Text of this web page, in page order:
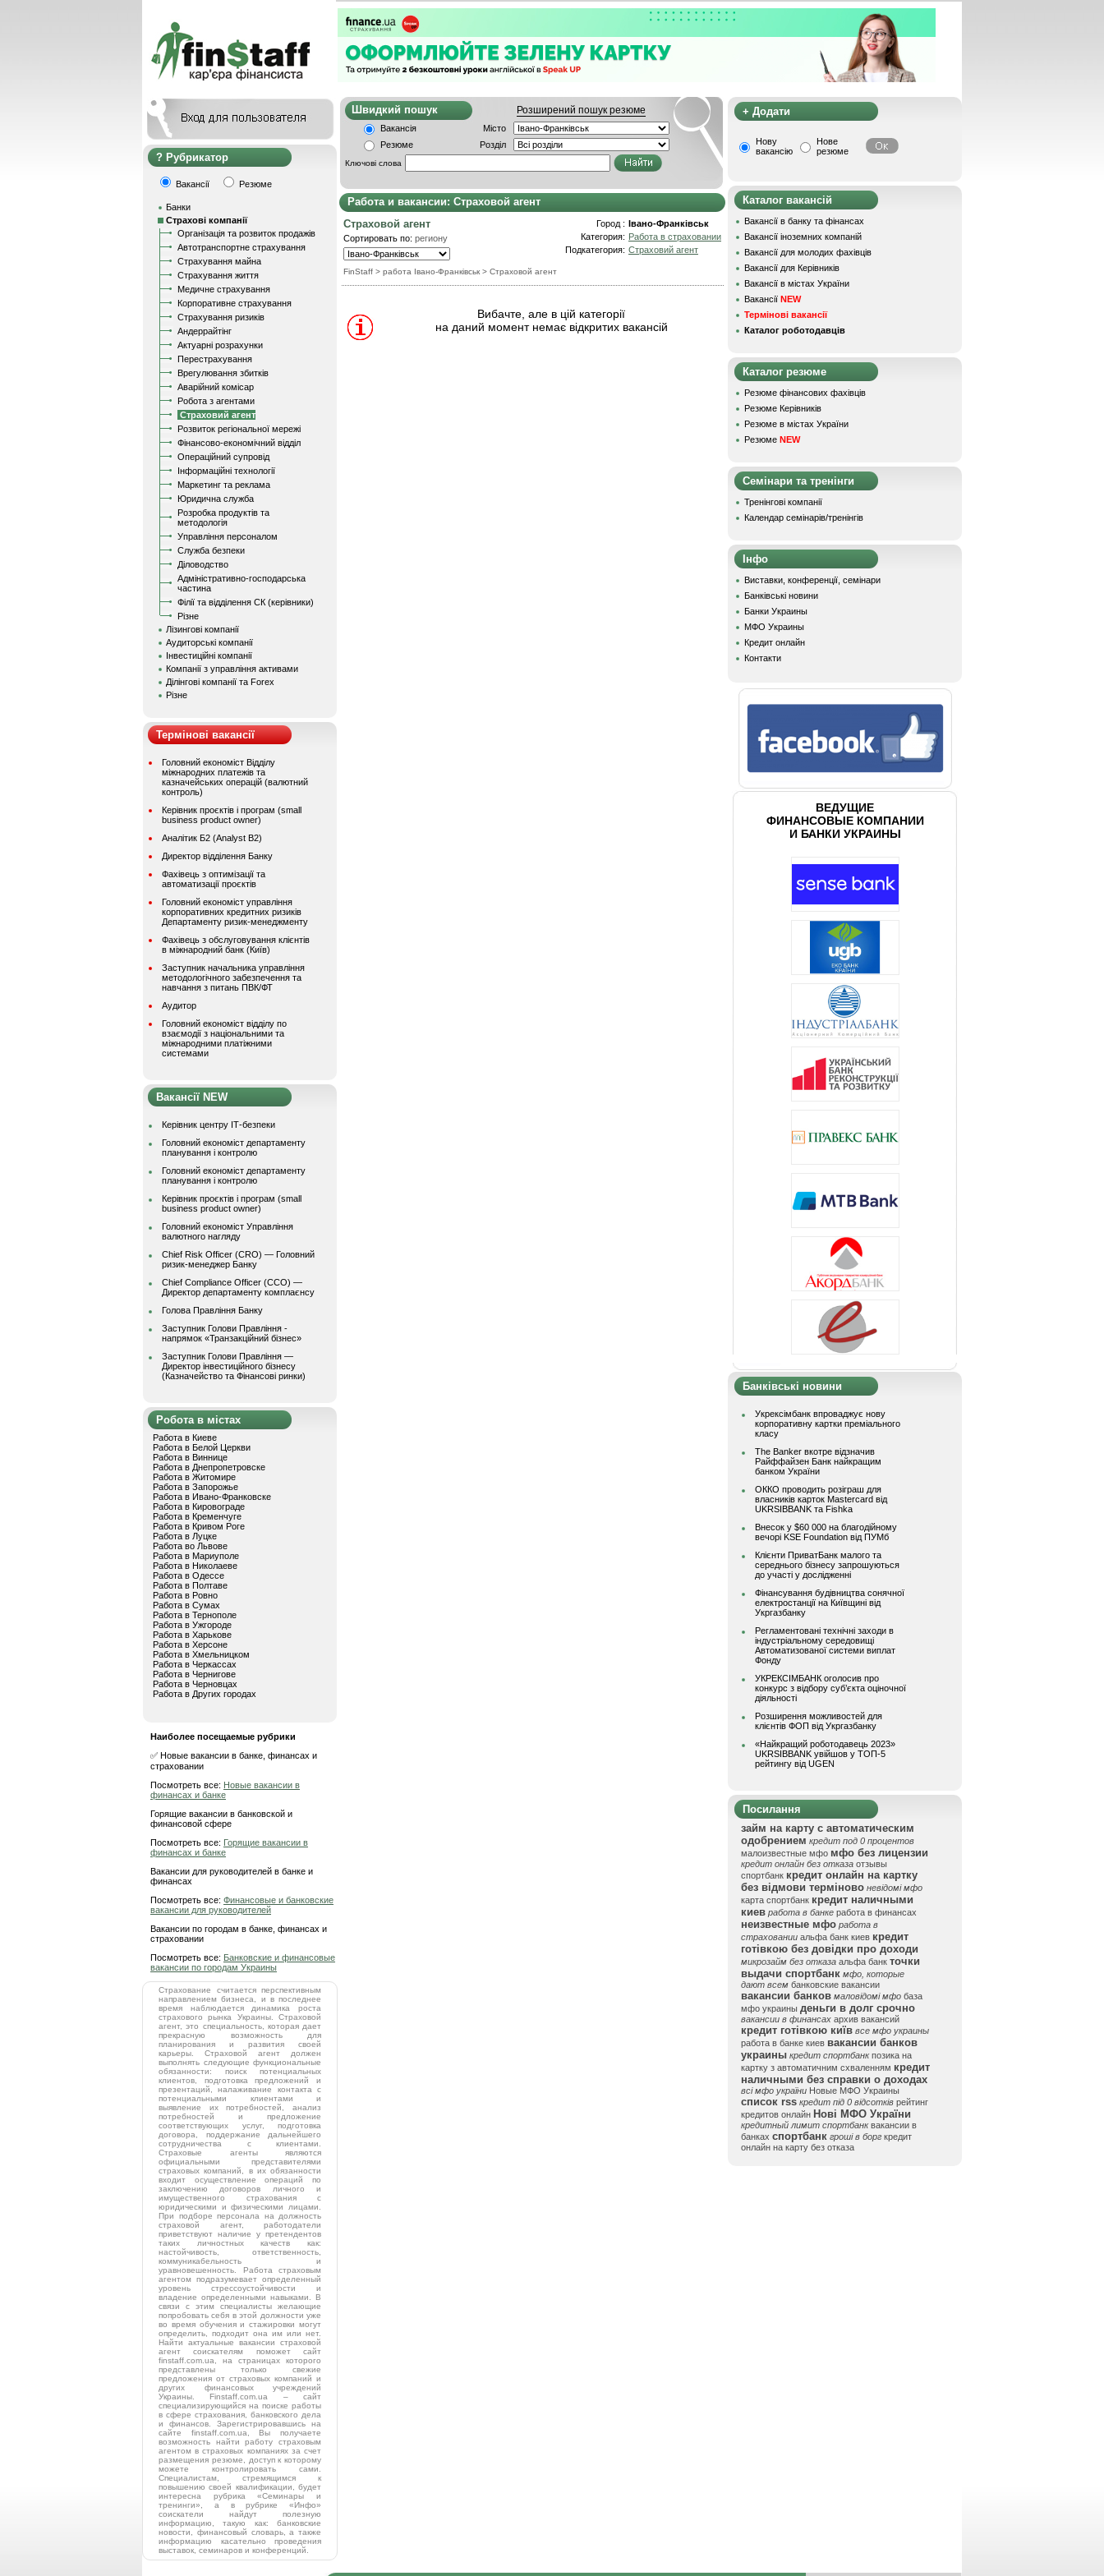
Рубрикатор
Вакансії Резюме
Банки
Страхові компанії
Організація та розвиток продажів
Автотранспортне страхування
Страхування майна
Страхування життя
Медичне страхування
Корпоративне страхування
Страхування ризиків
Андеррайтінг
Актуарні розрахунки
Перестрахування
Врегулювання збитків
Аварійний комісар
Робота з агентами
Страховий агент
Розвиток регіональної мережі
Фінансово-економічний відділ
Операційний супровід
Інформаційні технології
Маркетинг та реклама
Юридична служба
Розробка продуктів та
методологія
Управління персоналом
Служба безпеки
Діловодство
Адміністративно-господарська
частина
Філії та відділення СК (керівники)
Різне
Лізингові компанії
Аудиторські компанії
Інвестиційні компанії
Компанії з управління активами
Ділінгові компанії та Forex
Різне
Термінові вакансії
Головний економіст Відділу
міжнародних платежів та
казначейських операцій (валютний
контроль)
Керівник проєктів і програм (small
business product owner)
Аналітик Б2 (Analyst B2)
Директор відділення Банку
Фахівець з оптимізації та
автоматизації проєктів
Головний економіст управління
корпоративних кредитних ризиків
Департаменту ризик-менеджменту
Фахівець з обслуговування клієнтів
в міжнародний банк (Київ)
Заступник начальника управління
методологічного забезпечення та
навчання з питань ПВК/ФТ
Аудитор
Головний економіст відділу по
взаємодії з національними та
міжнародними платіжними
системами
Вакансії NEW
Керівник центру ІТ-безпеки
Головний економіст департаменту
планування і контролю
Головний економіст департаменту
планування і контролю
Керівник проєктів і програм (small
business product owner)
Головний економіст Управління
валютного нагляду
Chief Risk Officer (CRO) — Головний
ризик-менеджер Банку
Chief Compliance Officer (CCO) —
Директор департаменту комплаєнсу
Голова Правління Банку
Заступник Голови Правління -
напрямок «Транзакційний бізнес»
Заступник Голови Правління —
Директор інвестиційного бізнесу
(Казначейство та Фінансові ринки)
Робота в містах
Работа в Киеве
Работа в Белой Церкви
Работа в Виннице
Работа в Днепропетровске
Работа в Житомире
Работа в Запорожье
Работа в Ивано-Франковске
Работа в Кировограде
Работа в Кременчуге
Работа в Кривом Роге
Работа в Луцке
Работа во Львове
Работа в Мариуполе
Работа в Николаеве
Работа в Одессе
Работа в Полтаве
Работа в Ровно
Работа в Сумах
Работа в Тернополе
Работа в Ужгороде
Работа в Харькове
Работа в Херсоне
Работа в Хмельницком
Работа в Черкассах
Работа в Чернигове
Работа в Черновцах
Работа в Других городах
Наиболее посещаемые рубрики
✅ Новые вакансии в банке, финансах и
страховании
Посмотреть все: Новые вакансии в
финансах и банке
Горящие вакансии в банковской и
финансовой сфере
Посмотреть все: Горящие вакансии в
финансах и банке
Вакансии для руководителей в банке и
финансах
Посмотреть все: Финансовые и банковские
вакансии для руководителей
Вакансии по городам в банке, финансах и
страховании
Посмотреть все: Банковские и финансовые
вакансии по городам Украины
Страхование считается перспективным
направлением бизнеса, и в последнее
время наблюдается динамика роста
страхового рынка Украины. Страховой
агент, это специальность, которая дает
прекрасную возможность для
планирования и развития своей
карьеры. Страховой агент должен
выполнять следующие функциональные
обязанности: поиск потенциальных
клиентов, подготовка предложений и
презентаций, налаживание контакта с
потенциальными клиентами и
выявление их потребностей, анализ
потребностей и предложение
соответствующих услуг, подготовка
договора, поддержание дальнейшего
сотрудничества с клиентами.
Страховые агенты являются
официальными представителями
страховых компаний, в их обязанности
входит осуществление операций по
заключению договоров личного и
имущественного страхования с
юридическими и физическими лицами.
При подборе персонала на должность
страховой агент, работодатели
приветствуют наличие у претендентов
таких личностных качеств как:
настойчивость, ответственность,
коммуникабельность и
уравновешенность. Работа страховым
агентом подразумевает определенный
уровень стрессоустойчивости и
владение определенными навыками. В
связи с этим специалисты желающие
попробовать себя в этой должности уже
во время обучения и стажировки могут
определить, подходит она им или нет.
Найти актуальные вакансии страховой
агент соискателям поможет сайт
finstaff.com.ua, на страницах которого
представлены только свежие
предложения от страховых компаний и
других финансовых учреждений
Украины. Finstaff.com.ua – сайт
специализирующийся на поиске работы
в сфере страхования, банковского дела
и финансов. Зарегистрировавшись на
сайте finstaff.com.ua, Вы получаете
возможность найти работу страховым
агентом в страховых компаниях за счет
размещения резюме, доступ к которому
можете контролировать сами.
Специалистам, стремящимся к
повышению своей квалификации, будет
интересна рубрика «Семинары и
тренинги», а в рубрике «Инфо»
соискатели найдут полезную
информацию, такую как: банковские
новости, финансовый словарь, а также
информацию касательно проведения
выставок, семинаров и конференций.
Швидкий пошук Розширений пошук резюме
Вакансія
Місто
Резюме
Розділ
Ключові слова
Работа и вакансии: Страховой агент
Страховой агент
Сортировать по: региону
FinStaff > работа Івано-Франківськ > Страховой агент
Город : Івано-Франківськ
Категория: Работа в страховании
Подкатегория: Страховий агент
Вибачте, але в цій категорії
на даний момент немає відкритих вакансій
+ Додати
Нову
вакансію
Нове
резюме
Каталог вакансій
Вакансії в банку та фінансах
Вакансії іноземних компаній
Вакансії для молодих фахівців
Вакансії для Керівників
Вакансії в містах України
Вакансії NEW
Термінові вакансії
Каталог роботодавців
Каталог резюме
Резюме фінансових фахівців
Резюме Керівників
Резюме в містах України
Резюме NEW
Семінари та тренінги
Тренінгові компанії
Календар семінарів/тренінгів
Інфо
Виставки, конференції, семінари
Банківські новини
Банки Украины
МФО Украины
Кредит онлайн
Контакти
ВЕДУЩИЕ
ФИНАНСОВЫЕ КОМПАНИИ
И БАНКИ УКРАИНЫ
Банківські новини
Укрексімбанк впроваджує нову
корпоративну картки преміального
класу
The Banker вкотре відзначив
Райффайзен Банк найкращим
банком України
ОККО проводить розіграш для
власників карток Mastercard від
UKRSIBBANK та Fishka
Внесок у $60 000 на благодійному
вечорі KSE Foundation від ПУМб
Клієнти ПриватБанк малого та
середнього бізнесу запрошуються
до участі у дослідженні
Фінансування будівництва сонячної
електростанції на Київщині від
Укргазбанку
Регламентовані технічні заходи в
індустріальному середовищі
Автоматизованої системи виплат
Фонду
УКРЕКСІМБАНК оголосив про
конкурс з відбору суб’єкта оціночної
діяльності
Розширення можливостей для
клієнтів ФОП від Укргазбанку
«Найкращий роботодавець 2023»
UKRSIBBANK увійшов у ТОП-5
рейтингу від UGEN
Посилання
займ на карту с автоматическим
одобрением кредит под 0 процентов
малоизвестные мфо мфо без лицензии
кредит онлайн без отказа отзывы
спортбанк кредит онлайн на картку
без відмови терміново невідомі мфо
карта спортбанк кредит наличными
киев работа в банке работа в финансах
неизвестные мфо работа в
страховании альфа банк киев кредит
готівкою без довідки про доходи
микрозайм без отказа альфа банк точки
выдачи спортбанк мфо, которые
дают всем банковские вакансии
вакансии банков маловідомі мфо база
мфо украины деньги в долг срочно
вакансии в финансах архив вакансий
кредит готівкою київ все мфо украины
работа в банке киев вакансии банков
украины кредит спортбанк позика на
картку з автоматичним схваленням кредит
наличными без справки о доходах
всі мфо україни Новые МФО Украины
список rss кредит під 0 відсотків рейтинг
кредитов онлайн Нові МФО України
кредитный лимит спортбанк вакансии в
банках спортбанк гроші в борг кредит
онлайн на карту без отказа